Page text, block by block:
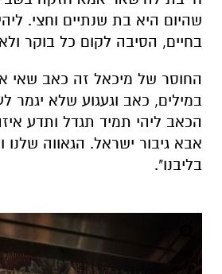
במילים, כאב וגעגוע שלא יגמר
הכאב ליהי תמיד תגדל ותדע
בליבנו".